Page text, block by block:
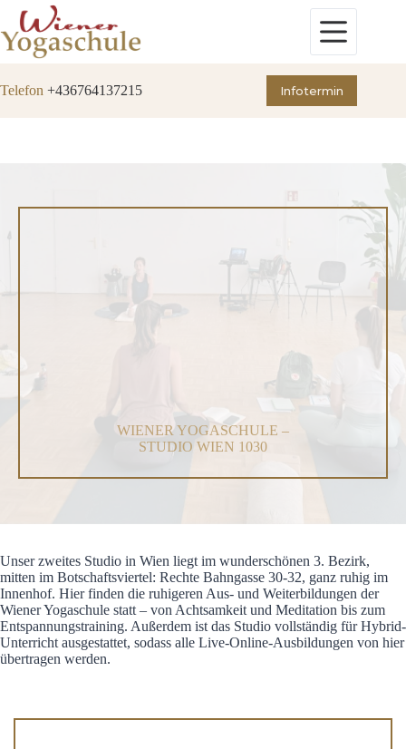
Zum
Inhalt
springen
Telefon +436764137215 Infotermin
WIENER YOGASCHULE –
STUDIO WIEN 1030
Unser zweites Studio in Wien liegt im wunderschönen 3. Bezirk,
mitten im Botschaftsviertel: Rechte Bahngasse 30-32, ganz ruhig im
Innenhof. Hier finden die ruhigeren Aus- und Weiterbildungen der
Wiener Yogaschule statt – von Achtsamkeit und Meditation bis zum
Entspannungstraining. Außerdem ist das Studio vollständig für Hybrid-
Unterricht ausgestattet, sodass alle Live-Online-Ausbildungen von hier
übertragen werden.